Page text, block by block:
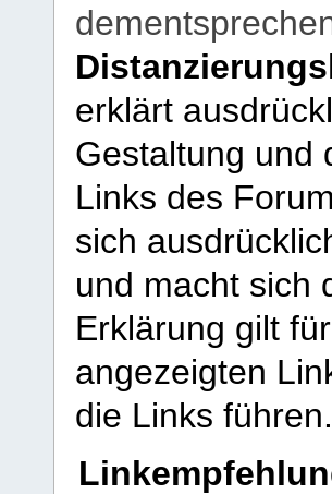
erklärt
Gestaltung und
Links des
sich
und macht sich
Erklärung gilt
angezeigten
die Links führen.